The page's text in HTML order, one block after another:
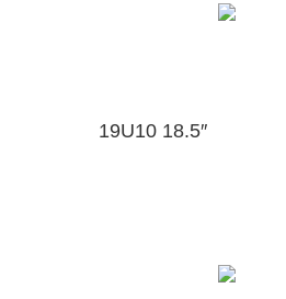
19U10 18.5″